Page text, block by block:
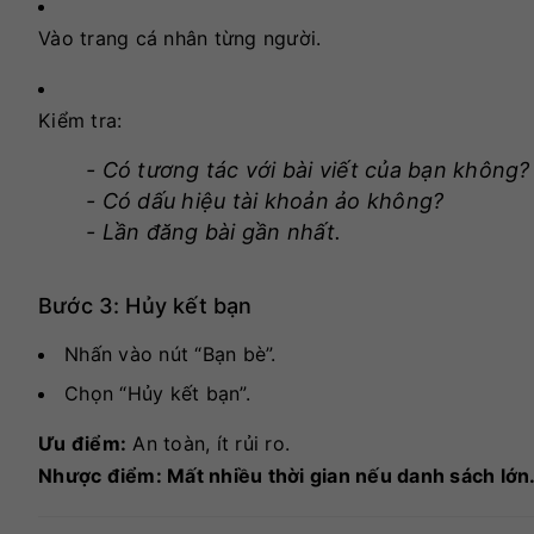
Vào trang cá nhân từng người.
Kiểm tra:
- Có tương tác với bài viết của bạn không?
- Có dấu hiệu tài khoản ảo không?
- Lần đăng bài gần nhất.
Bước 3: Hủy kết bạn
Nhấn vào nút “Bạn bè”.
Chọn “Hủy kết bạn”.
Ưu điểm: An toàn, ít rủi ro.
Nhược điểm: Mất nhiều thời gian nếu danh sách